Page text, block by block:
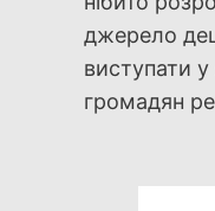
джерело
виступати
громадян